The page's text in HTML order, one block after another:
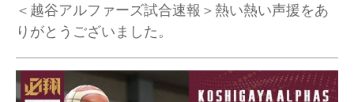
＜越谷アルファーズ試合速報＞熱い熱い声援をあ
りがとうございました。